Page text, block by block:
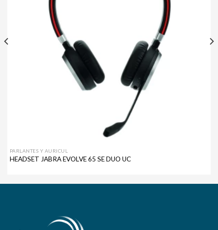
PARLANTES Y AURICUL
HEADSET JABRA EVOLVE 65 SE DUO UC